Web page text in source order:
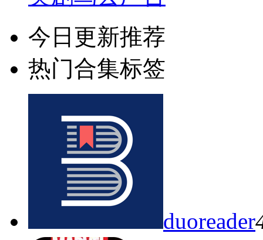
今日更新推荐
热门合集标签
duoreader